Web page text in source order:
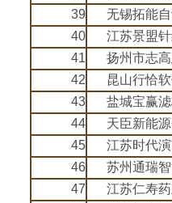
39
无锡拓能
40
江苏景盟
41
扬州市志
42
昆山行恰
43
盐城宝赢
44
天臣新能
45
江苏时代
46
苏州通瑞
47
江苏仁寿